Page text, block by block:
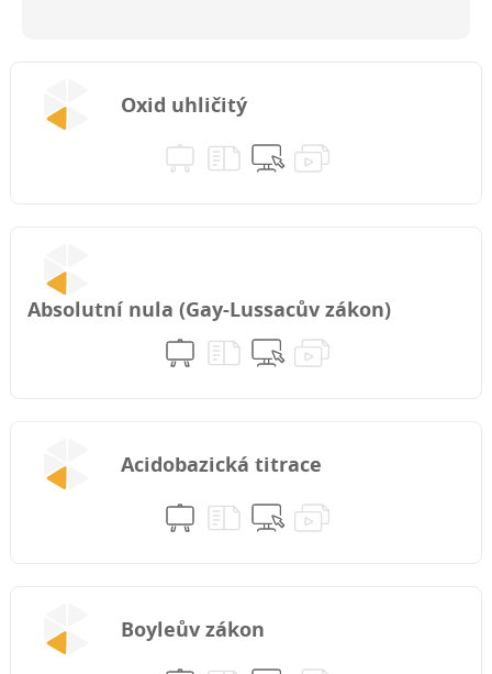
Oxid uhličitý
Absolutní nula (Gay-Lussacův zákon)
Acidobazická titrace
Boyleův zákon